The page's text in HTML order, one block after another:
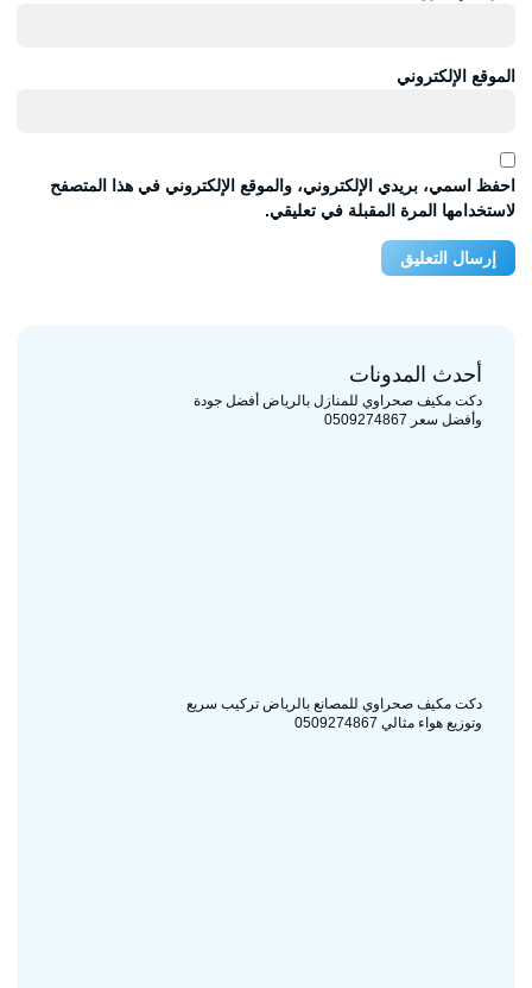
الموقع الإلكتروني
احفظ اسمي، بريدي الإلكتروني، والموقع الإلكتروني في هذا المتصفح
لاستخدامها المرة المقبلة في تعليقي.
أحدث المدونات
دكت مكيف صحراوي للمنازل بالرياض أفضل جودة
وأفضل سعر 0509274867
دكت مكيف صحراوي للمصانع بالرياض تركيب سريع
وتوزيع هواء مثالي 0509274867